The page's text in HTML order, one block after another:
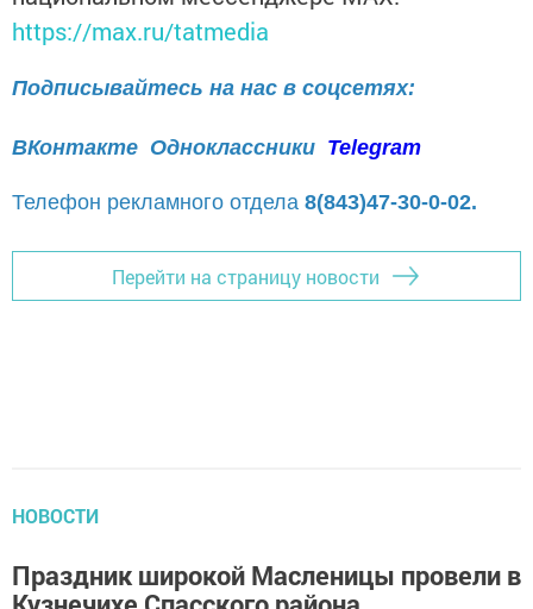
https://max.ru/tatmedia
Подписывайтесь на нас в соцсетях:
ВКонтакте Одноклассники Telegram
Телефон рекламного отдела 8(843)47-30-0-02.
Перейти на страницу новости
НОВОСТИ
Праздник широкой Масленицы провели в